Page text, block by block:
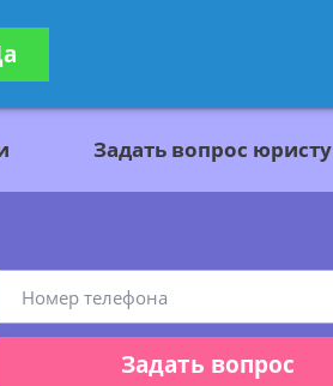
Задать вопрос юристу
Задать вопрос